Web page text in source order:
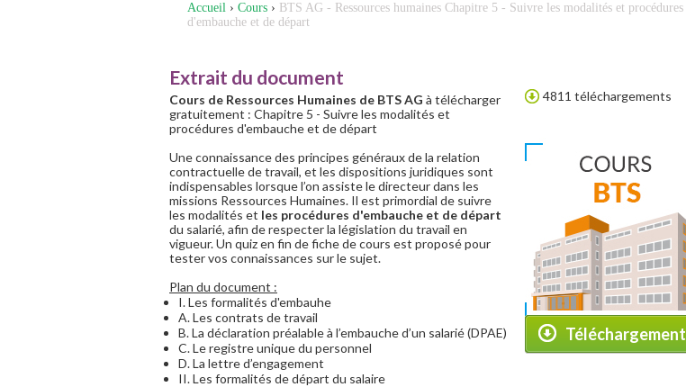
Accueil › Cours › BTS AG - Ressources humaines Chapitre 5 - Suivre les modalités et procédures
d'embauche et de départ
Téléchargement
4811 téléchargements
Extrait du document
Cours de Ressources Humaines de BTS AG à télécharger
gratuitement : Chapitre 5 - Suivre les modalités et
procédures d'embauche et de départ
Une connaissance des principes généraux de la relation
contractuelle de travail, et les dispositions juridiques sont
indispensables lorsque l’on assiste le directeur dans les
missions Ressources Humaines. Il est primordial de suivre
les modalités et les procédures d'embauche et de départ
du salarié, afin de respecter la législation du travail en
vigueur. Un quiz en fin de fiche de cours est proposé pour
tester vos connaissances sur le sujet.
Plan du document :
I. Les formalités d'embauhe
A. Les contrats de travail
B. La déclaration préalable à l’embauche d’un salarié (DPAE)
C. Le registre unique du personnel
D. La lettre d’engagement
II. Les formalités de départ du salaire